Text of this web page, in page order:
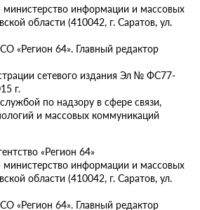
информации и массовых
области (410042, г. Саратов, ул.
«Регион 64». Главный редактор
сетевого издания Эл № ФС77-
г.
по надзору в сфере связи,
и массовых коммуникаций
«Регион 64»
информации и массовых
области (410042, г. Саратов, ул.
«Регион 64». Главный редактор